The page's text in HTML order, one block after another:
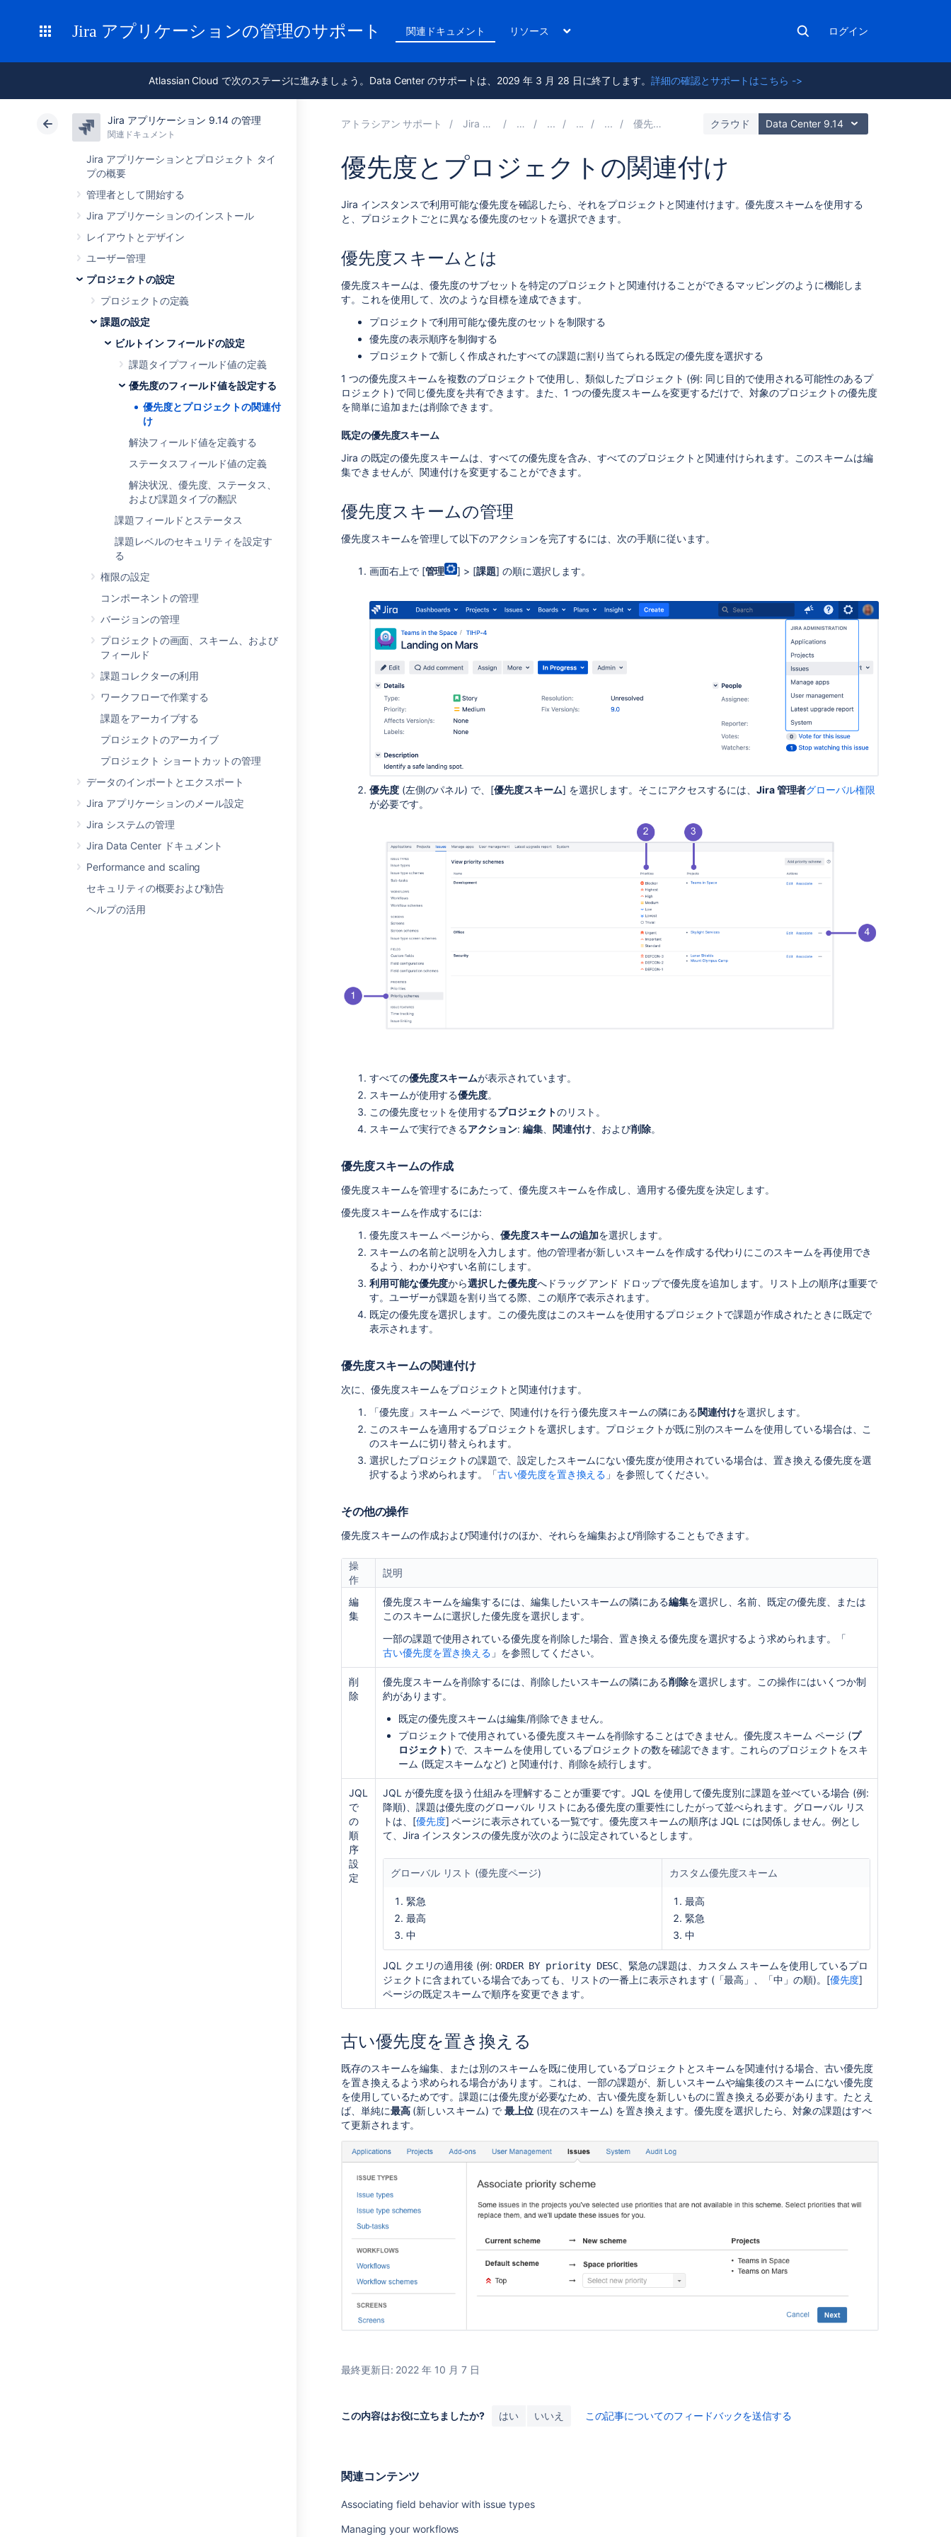
Jira アプリケーションの管理のサポート 関連ドキュメント リソース ログイン
Atlassian Cloud で次のステージに進みましょう。Data Center のサポートは、2029 年 3 月 28 日に終了します。詳細の確認とサポートはこちら ->
Jira アプリケーション 9.14 の管理
関連ドキュメント
Jira アプリケーションとプロジェクト タイ
プの概要
管理者として開始する
Jira アプリケーションのインストール
レイアウトとデザイン
ユーザー管理
プロジェクトの設定
プロジェクトの定義
課題の設定
ビルトイン フィールドの設定
課題タイプフィールド値の定義
優先度のフィールド値を設定する
優先度とプロジェクトの関連付
け
解決フィールド値を定義する
ステータスフィールド値の定義
解決状況、優先度、ステータス、
および課題タイプの翻訳
課題フィールドとステータス
課題レベルのセキュリティを設定す
る
権限の設定
コンポーネントの管理
バージョンの管理
プロジェクトの画面、スキーム、および
フィールド
課題コレクターの利用
ワークフローで作業する
課題をアーカイブする
プロジェクトのアーカイブ
プロジェクト ショートカットの管理
データのインポートとエクスポート
Jira アプリケーションのメール設定
Jira システムの管理
Jira Data Center ドキュメント
Performance and scaling
セキュリティの概要および勧告
ヘルプの活用
アトラシアン サポート Jira アプリケーション 9.14 の管理 関連ドキュメント 優先度のフィールド値を設定する クラウド Data Center 9.14
優先度とプロジェクトの関連付け
Jira インスタンスで利用可能な優先度を確認したら、それをプロジェクトと関連付けます。優先度スキームを使用する
と、プロジェクトごとに異なる優先度のセットを選択できます。
優先度スキームとは
優先度スキームは、優先度のサブセットを特定のプロジェクトと関連付けることができるマッピングのように機能しま
す。これを使用して、次のような目標を達成できます。
プロジェクトで利用可能な優先度のセットを制限する
優先度の表示順序を制御する
プロジェクトで新しく作成されたすべての課題に割り当てられる既定の優先度を選択する
1 つの優先度スキームを複数のプロジェクトで使用し、類似したプロジェクト (例: 同じ目的で使用される可能性のあるプ
ロジェクト) で同じ優先度を共有できます。また、1 つの優先度スキームを変更するだけで、対象のプロジェクトの優先度
を簡単に追加または削除できます。
既定の優先度スキーム
Jira の既定の優先度スキームは、すべての優先度を含み、すべてのプロジェクトと関連付けられます。このスキームは編
集できませんが、関連付けを変更することができます。
優先度スキームの管理
優先度スキームを管理して以下のアクションを完了するには、次の手順に従います。
画面右上で [管理 ] > [課題] の順に選択します。
優先度(左側のパネル) で、[優先度スキーム] を選択します。そこにアクセスするには、 Jira 管理者グローバル権限
が必要です。
すべての優先度スキームが表示されています。
スキームが使用する優先度。
この優先度セットを使用するプロジェクトのリスト。
スキームで実行できるアクション: 編集、 関連付け 、および削除。
優先度スキームの作成
優先度スキームを管理するにあたって、優先度スキームを作成し、適用する優先度を決定します。
優先度スキームを作成するには:
優先度スキーム ページから、優先度スキームの追加を選択します。
スキームの名前と説明を入力します。他の管理者が新しいスキームを作成する代わりにこのスキームを再使用でき
るよう、わかりやすい名前にします。
利用可能な優先度から選択した優先度へドラッグ アンド ドロップで優先度を追加します。リスト上の順序は重要で
す。ユーザーが課題を割り当てる際、この順序で表示されます。
既定の優先度を選択します。この優先度はこのスキームを使用するプロジェクトで課題が作成されたときに既定で
表示されます。
優先度スキームの関連付け
次に、優先度スキームをプロジェクトと関連付けます。
「優先度」スキーム ページで、関連付けを行う優先度スキームの隣にある関連付けを選択します。
このスキームを適用するプロジェクトを選択します。プロジェクトが既に別のスキームを使用している場合は、こ
のスキームに切り替えられます。
選択したプロジェクトの課題で、設定したスキームにない優先度が使用されている場合は、置き換える優先度を選
択するよう求められます。「古い優先度を置き換える 」を参照してください。
その他の操作
優先度スキームの作成および関連付けのほか、それらを編集および削除することもできます。
操
作
説明
編
集
優先度スキームを編集するには、編集したいスキームの隣にある編集を選択し、名前、既定の優先度、または
このスキームに選択した優先度を選択します。
一部の課題で使用されている優先度を削除した場合、置き換える優先度を選択するよう求められます。「
古い優先度を置き換える 」を参照してください。
削
除
優先度スキームを削除するには、削除したいスキームの隣にある削除を選択します。この操作にはいくつか制
約があります。
既定の優先度スキームは編集/削除できません。
プロジェクトで使用されている優先度スキームを削除することはできません。優先度スキーム ページ (プ
ロジェクト) で、スキームを使用しているプロジェクトの数を確認できます。これらのプロジェクトをスキ
ーム (既定スキームなど) と関連付け、削除を続行します。
JQL
で
の
順
序
設
定
JQL が優先度を扱う仕組みを理解することが重要です。JQL を使用して優先度別に課題を並べている場合 (例:
降順)、課題は優先度のグローバル リストにある優先度の重要性にしたがって並べられます。グローバル リス
トは、[優先度]ページに表示されている一覧です。優先度スキームの順序は JQL には関係しません。例とし
て、Jira インスタンスの優先度が次のように設定されているとします。
グローバル リスト (優先度ページ) カスタム優先度スキーム
緊急
最高
中
最高
緊急
中
JQL クエリの適用後 (例: ORDER BY priority DESC 、緊急の課題は、カスタム スキームを使用しているプロ
ジェクトに含まれている場合であっても、リストの一番上に表示されます (「最高」、「中」の順)。[優先度]
ページの既定スキームで順序を変更できます。
古い優先度を置き換える
既存のスキームを編集、または別のスキームを既に使用しているプロジェクトとスキームを関連付ける場合、古い優先度
を置き換えるよう求められる場合があります。これは、一部の課題が、新しいスキームや編集後のスキームにない優先度
を使用しているためです。課題には優先度が必要なため、古い優先度を新しいものに置き換える必要があります。たとえ
ば、単純に最高(新しいスキーム) で 最上位 (現在のスキーム) を置き換えます。優先度を選択したら、対象の課題はすべ
て更新されます。
最終更新日: 2022 年 10 月 7 日
この内容はお役に立ちましたか? はい いいえ この記事についてのフィードバックを送信する
関連コンテンツ
Associating field behavior with issue types
Managing your workflows